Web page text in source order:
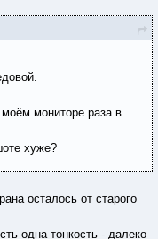
мониторе раза в
хуже?
осталось от старого
одна тонкость - далеко